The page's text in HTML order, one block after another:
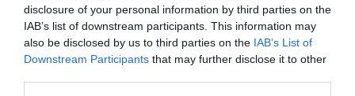
disclosure of your personal information by third parties on the
IAB’s list of downstream participants. This information may
also be disclosed by us to third parties on the IAB’s List of
Downstream Participants that may further disclose it to other
szorult, ezzel olyan, gazdaságilag szerényebb lehetőségekkel bíró
országok mögé kerültünk, mint Észak-Macedónia vagy Bosznia-
Hercegovina.
A rangsor globális élvonalát egyébkéntTajvanvezeti (87,1 pont),